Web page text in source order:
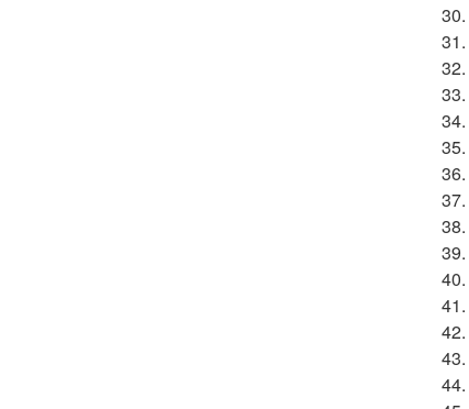
30.
31.
32.
33.
34.
35.
36.
37.
38.
39.
40.
41.
42.
43.
44.